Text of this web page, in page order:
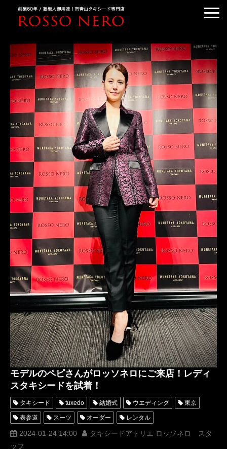
TUXEDO RENTAL
TUXEDO RANKING
KIMONO DRESS
CUSTOMER'S VOICE
COLUMN &BLOG
ABOUT US
ACCESS
モデルのペピさんがロッソネロにご来店！レディ
スタキシードを試着！
タキシード tuxedo 結婚式 ウエディング 東京
表参道 スーツ オーダー レンタル
オーダータキシード レンタルタキシード ロッソネロ
人気
2024-01-24 14:00
タキシードアトリエ ロッソネロ スタ
ッフ